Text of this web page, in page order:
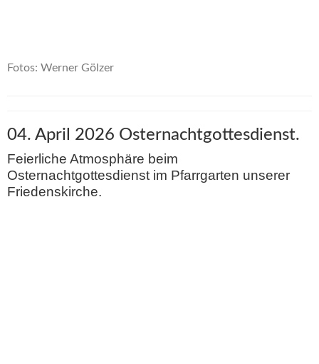
Fotos: Werner Gölzer
04. April 2026 Osternachtgottesdienst.
Feierliche Atmosphäre beim
Osternachtgottesdienst im Pfarrgarten unserer
Friedenskirche.